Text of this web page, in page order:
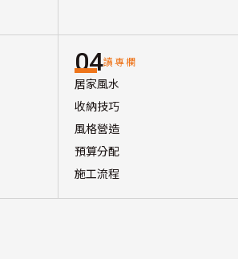
04讀專欄
居家風水
收納技巧
風格營造
預算分配
施工流程